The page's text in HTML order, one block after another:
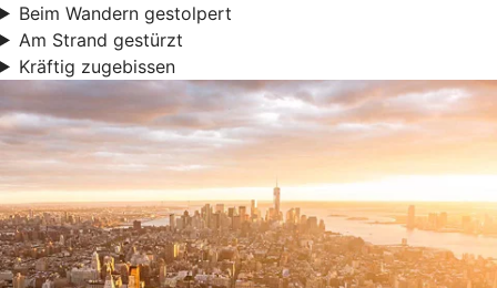
Beim Wandern gestolpert
Am Strand gestürzt
Kräftig zugebissen